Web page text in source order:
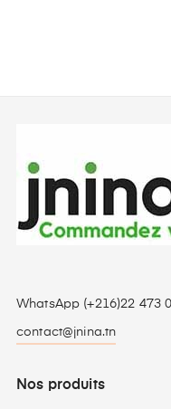
WhatsApp (+216)22 473
contact@jnina.tn
Nos produits